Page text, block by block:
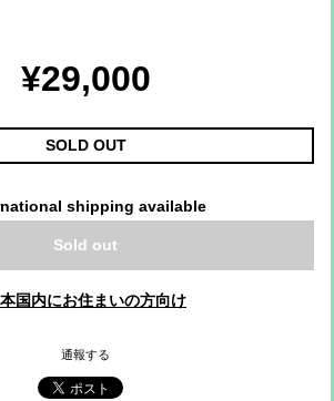
¥29,000
SOLD OUT
shipping available
Sold out
本国内にお住まいの方向け
通報する